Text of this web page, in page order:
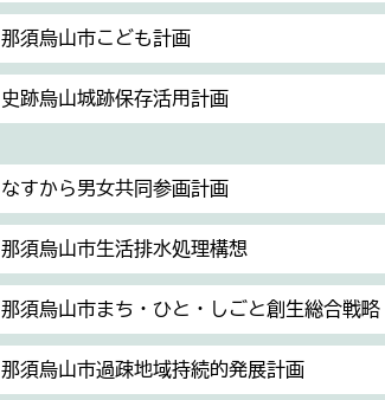
那須烏山市こども計画
史跡烏山城跡保存活用計画
なすから男女共同参画計画
那須烏山市生活排水処理構想
那須烏山市まち・ひと・しごと創生総合戦略
那須烏山市過疎地域持続的発展計画